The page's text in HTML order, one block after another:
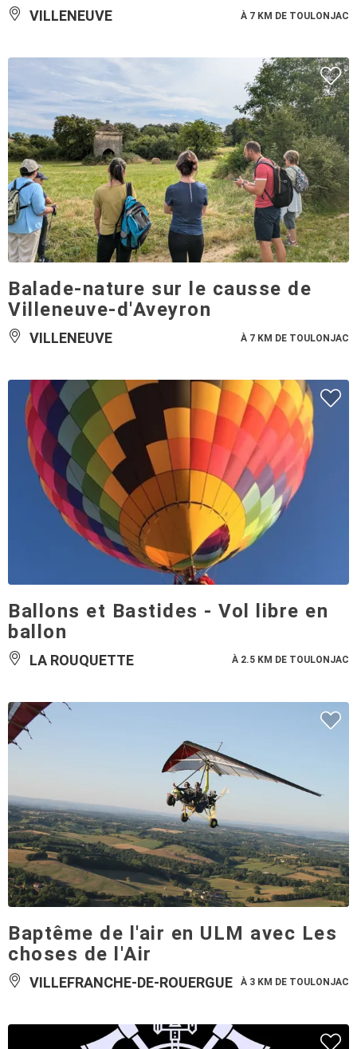
VILLENEUVE À 7 KM DE TOULONJAC
Balade-nature sur le causse de
Villeneuve-d'Aveyron
VILLENEUVE À 7 KM DE TOULONJAC
Ballons et Bastides - Vol libre en
ballon
LA ROUQUETTE À 2.5 KM DE TOULONJAC
Baptême de l'air en ULM avec Les
choses de l'Air
VILLEFRANCHE-DE-ROUERGUE À 3 KM DE TOULONJAC